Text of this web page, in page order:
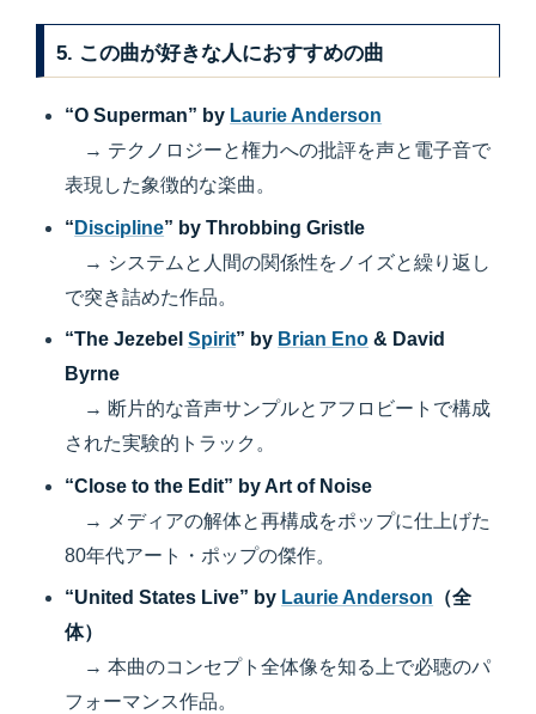
5. この曲が好きな人におすすめの曲
“O Superman” by Laurie Anderson
→ テクノロジーと権力への批評を声と電子音で
表現した象徴的な楽曲。
“ Discipline” by Throbbing Gristle
→ システムと人間の関係性をノイズと繰り返し
で突き詰めた作品。
“The JezebelSpirit” by Brian Eno & David
Byrne
→ 断片的な音声サンプルとアフロビートで構成
された実験的トラック。
“Close to the Edit” by Art of Noise
→ メディアの解体と再構成をポップに仕上げた
80年代アート・ポップの傑作。
“United States Live” by Laurie Anderson （全
体）
→ 本曲のコンセプト全体像を知る上で必聴のパ
フォーマンス作品。